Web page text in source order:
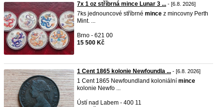
7x 1 oz stříbrná mince Lunar 3 ... - [6.8. 2026]
7ks jednouncové stříbrné mince z mincovny Perth
Mint. ...
Brno - 621 00
15 500 Kč
1 Cent 1865 kolonie Newfoundla ... - [6.8. 2026]
1 Cent 1865 Newfoundland koloniální mince
kolonie Newfo ...
Ústí nad Labem - 400 11